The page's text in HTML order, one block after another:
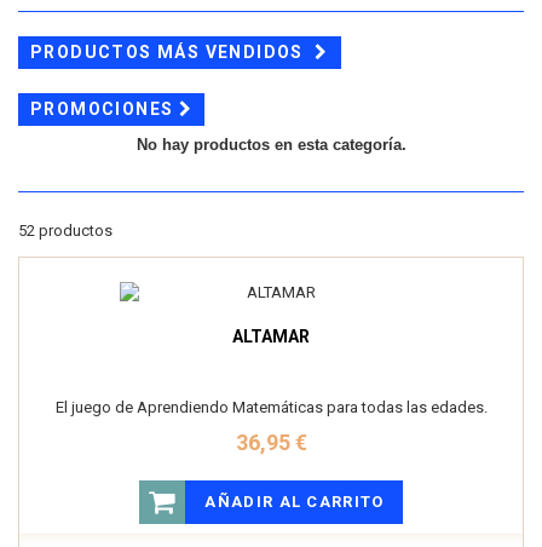
PRODUCTOS MÁS VENDIDOS
PROMOCIONES
No hay productos en esta categoría.
52 productos
ALTAMAR
El juego de Aprendiendo Matemáticas para todas las edades.
36,95 €
AÑADIR AL CARRITO